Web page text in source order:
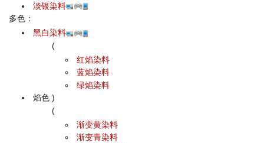
淡银染料
多色：
黑白染料
焰色
(
红焰染料
蓝焰染料
绿焰染料
)
(
渐变黄染料
渐变青染料